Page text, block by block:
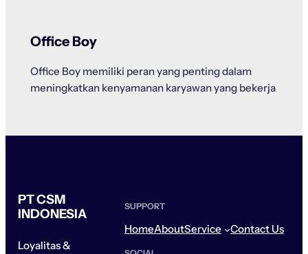
Office Boy
Office Boy memiliki peran yang penting dalam
meningkatkan kenyamanan karyawan yang bekerja
PT CSM
INDONESIA
Loyalitas &
SUPPORT
HomeAboutService Contact Us